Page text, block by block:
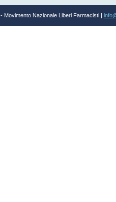
- Movimento Nazionale Liberi Farmacisti |